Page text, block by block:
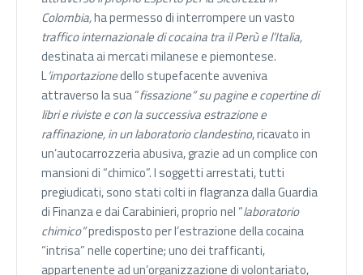
Colombia,ha permesso di interrompere un vasto
traffico internazionale di cocaina tra il Perù e l’Italia,
destinata ai mercati milanese e piemontese.
L’importazionedello stupefacente avveniva
attraverso la sua “fissazione” su pagine e copertine di
libri e riviste e con la successiva estrazione e
raffinazione, in un laboratorio clandestino, ricavato in
un’autocarrozzeria abusiva, grazie ad un complice con
mansioni di “chimico”. I soggetti arrestati, tutti
pregiudicati, sono stati colti in flagranza dalla Guardia
di Finanza e dai Carabinieri, proprio nel “laboratorio
chimico”predisposto per l’estrazione della cocaina
“intrisa” nelle copertine; uno dei trafficanti,
appartenente ad un’organizzazione di volontariato,